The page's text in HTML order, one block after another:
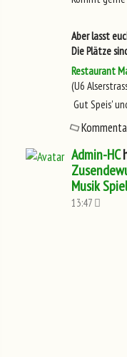
Aber lasst
Die Plätze
Restaurant
(U6
Gut Speis'
Admin-HC
Musik
13:47